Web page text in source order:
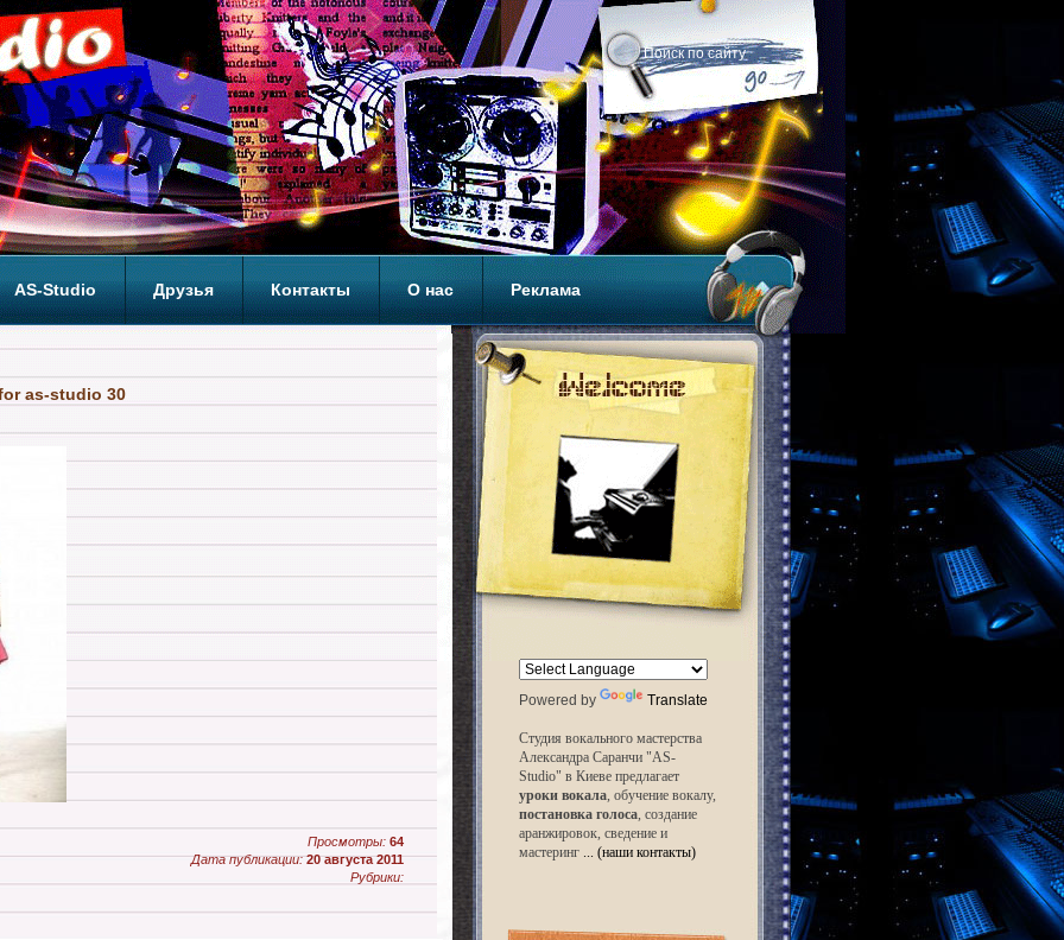
AS-Studio Друзья Контакты О нас Реклама
as-studio 30
Просмотры: 64
Дата публикации: 20 августа 2011
Рубрики:
Powered by Translate
Студия вокального мастерства
Александра Саранчи "AS-
Studio" в Киеве предлагает
уроки вокала, обучение вокалу,
постановка голоса, создание
аранжировок, сведение и
мастеринг ... (наши контакты)